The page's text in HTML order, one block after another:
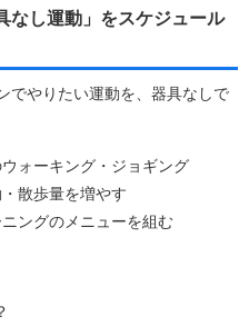
なし運動」をスケジュール
でやりたい運動を、器具なしで
ォーキング・ジョギング
散歩量を増やす
ングのメニューを組む